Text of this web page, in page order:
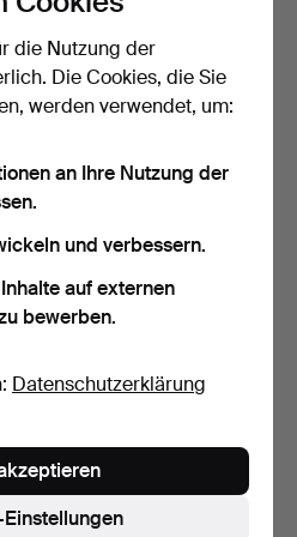
ITALIENISCHES PAAR
KLEINER
NACCHTISCHLAMPE…
4 Tage
ITALIENISCHE
MAZZEGA MURANO-
GLASTISCHLEUCH…
7 Tage
Schätzwert
die Nutzung der
Die Cookies, die Sie
werden verwendet, um:
an Ihre Nutzung der
und verbessern.
auf externen
bewerben.
Datenschutzerklärung